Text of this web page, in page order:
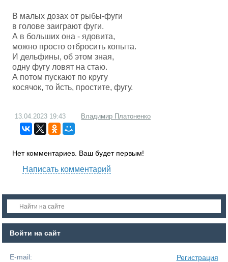
В малых дозах от рыбы-фуги
в голове заиграют фуги.
А в больших она - ядовита,
можно просто отбросить копыта.
И дельфины, об этом зная,
одну фугу ловят на стаю.
А потом пускают по кругу
косячок, то йсть, простите, фугу.
13.04.2023 19:43 Владимир Платоненко
Нет комментариев. Ваш будет первым!
Написать комментарий
Войти на сайт
E-mail: Регистрация